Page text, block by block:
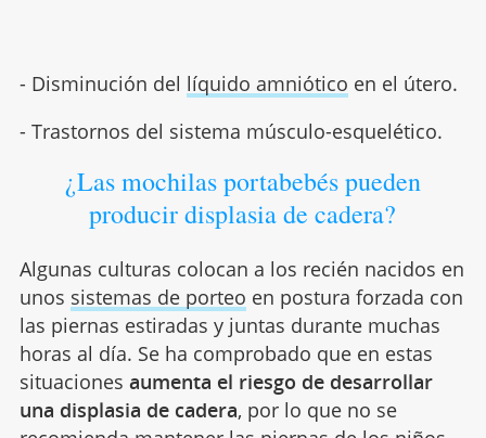
- Disminución del líquido amniótico en el útero.
- Trastornos del sistema músculo-esquelético.
¿Las mochilas portabebés pueden
producir displasia de cadera?
Algunas culturas colocan a los recién nacidos en
unos sistemas de porteo en postura forzada con
las piernas estiradas y juntas durante muchas
horas al día. Se ha comprobado que en estas
situaciones aumenta el riesgo de desarrollar
una displasia de cadera, por lo que no se